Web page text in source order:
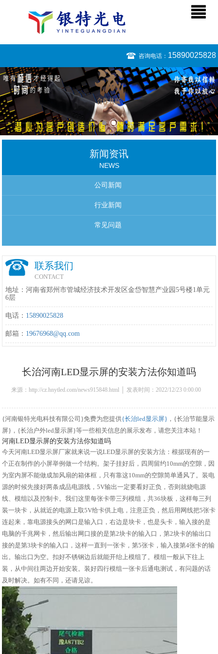
咨询电话： 15890025828
新闻资讯
NEWS
公司新闻
行业新闻
常见问题
联系我们
CONTACT
地址：河南省郑州市管城经济技术开发区金岱智慧产业园5号楼1单元
6层
电话： 15890025828
邮箱： 19676968@qq.com
长治河南LED显示屏的安装方法你知道吗
来源：http://cz.hnytled.com/news915848.html │ 发表时间：2022/12/23 0:00:00
{河南银特光电科技有限公司}免费为您提供{长治led显示屏} ，{长治节能显示
屏}，{长治户外led显示屏}等一些相关信息的展示发布，请您关注本站！
河南LED显示屏的安装方法你知道吗
今天河南LED显示屏厂家就来说一说LED显示屏的安装方法：根据现有的一
个正在制作的小屏举例做一个结构。架子挂好后，四周留约10mm的空隙，因
为室内屏不能做成加风扇的箱体框，只有靠这10mm的空隙简单通风了。装电
源的时候先接好两条成品电源线，5V输出一定要看好正负，否则就烧电源
线、模组以及控制卡。我们这里每张卡带三列模组，共36块板，这样每三列
装一块卡，从就近的电源上取5V给卡供上电，注意正负，然后用网线把5张卡
连起来，靠电源接头的网口是输入口，右边是块卡，也是头卡，输入接的是
电脑的千兆网卡，然后输出网口接的是第2块卡的输入口，第2块卡的输出口
接的是第3块卡的输入口，这样一直到一张卡，第5张卡，输入接第4张卡的输
出。输出口为空。扣好不锈钢边后就能开绐上模组了。模组一般从下往上
装，从中间往两边开始安装。装好四行模组一张卡后通电测试，有问题的话
及时解决。如有不同，还请见谅。